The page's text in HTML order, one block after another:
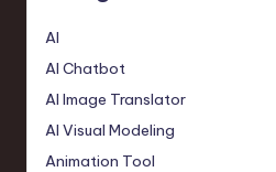
AI
AI Chatbot
AI Image Translator
AI Visual Modeling
Animation Tool